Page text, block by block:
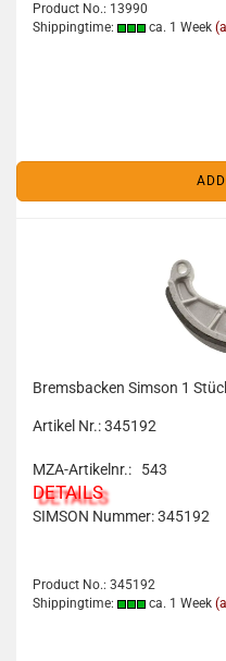
Product No.: 13990
Shippingtime:
ca. 1 Week
Bremsbacken Simson 1
Artikel Nr.: 345192
MZA-Artikelnr.: 543
DETAILS
SIMSON Nummer: 345192
Product No.: 345192
Shippingtime:
ca. 1 Week